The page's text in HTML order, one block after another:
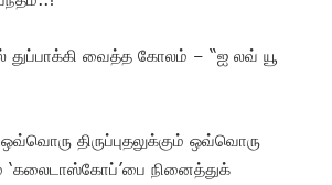
துப்பாக்கி வைத்த கோலம் – “ஐ லவ் யூ
திருப்புதலுக்கும் ஒவ்வொரு
‘கலைடாஸ்கோப்’பை நினைத்துக்